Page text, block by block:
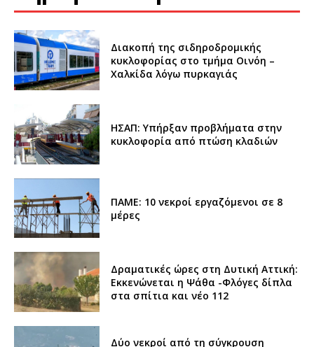
Διακοπή της σιδηροδρομικής
κυκλοφορίας στο τμήμα Οινόη –
Χαλκίδα λόγω πυρκαγιάς
ΗΣΑΠ: Υπήρξαν προβλήματα στην
κυκλοφορία από πτώση κλαδιών
ΠΑΜΕ: 10 νεκροί εργαζόμενοι σε 8
μέρες
Δραματικές ώρες στη Δυτική Αττική:
Εκκενώνεται η Ψάθα -Φλόγες δίπλα
στα σπίτια και νέο 112
Δύο νεκροί από τη σύγκρουση